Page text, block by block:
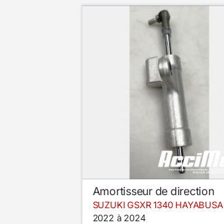
Amortisseur de direction
SUZUKI GSXR 1340 HAYABUSA
2022 à 2024